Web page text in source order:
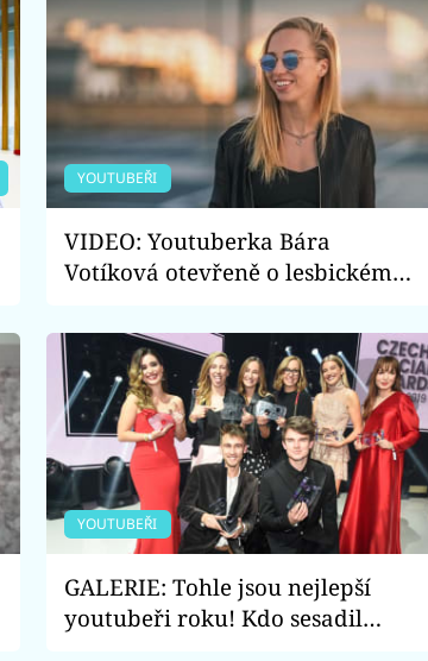
YOUTUBEŘI
VIDEO: Youtuberka Bára
Votíková otevřeně o lesbickém
s klukem?
YOUTUBEŘI
GALERIE: Tohle jsou nejlepší
youtubeři roku! Kdo sesadil